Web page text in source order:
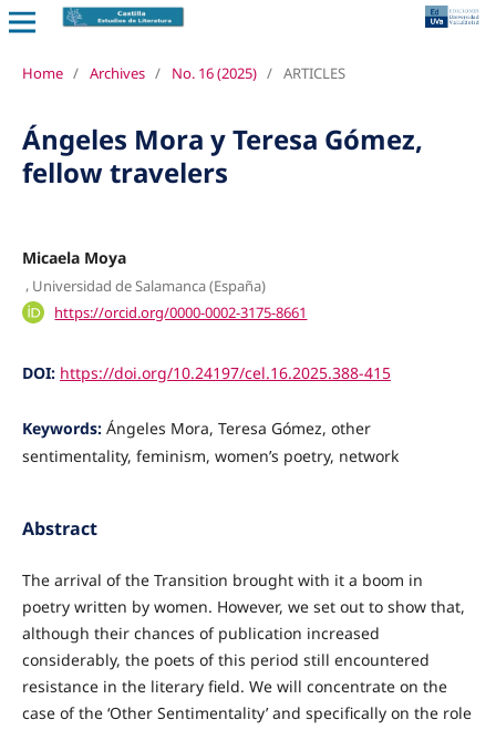
Home / Archives / No. 16 (2025) / ARTICLES
Ángeles Mora y Teresa Gómez,
fellow travelers
Micaela Moya
, Universidad de Salamanca (España)
https://orcid.org/0000-0002-3175-8661
DOI: https://doi.org/10.24197/cel.16.2025.388-415
Keywords: Ángeles Mora, Teresa Gómez, other
sentimentality, feminism, women’s poetry, network
Abstract
The arrival of the Transition brought with it a boom in
poetry written by women. However, we set out to show that,
although their chances of publication increased
considerably, the poets of this period still encountered
resistance in the literary field. We will concentrate on the
case of the ‘Other Sentimentality’ and specifically on the role